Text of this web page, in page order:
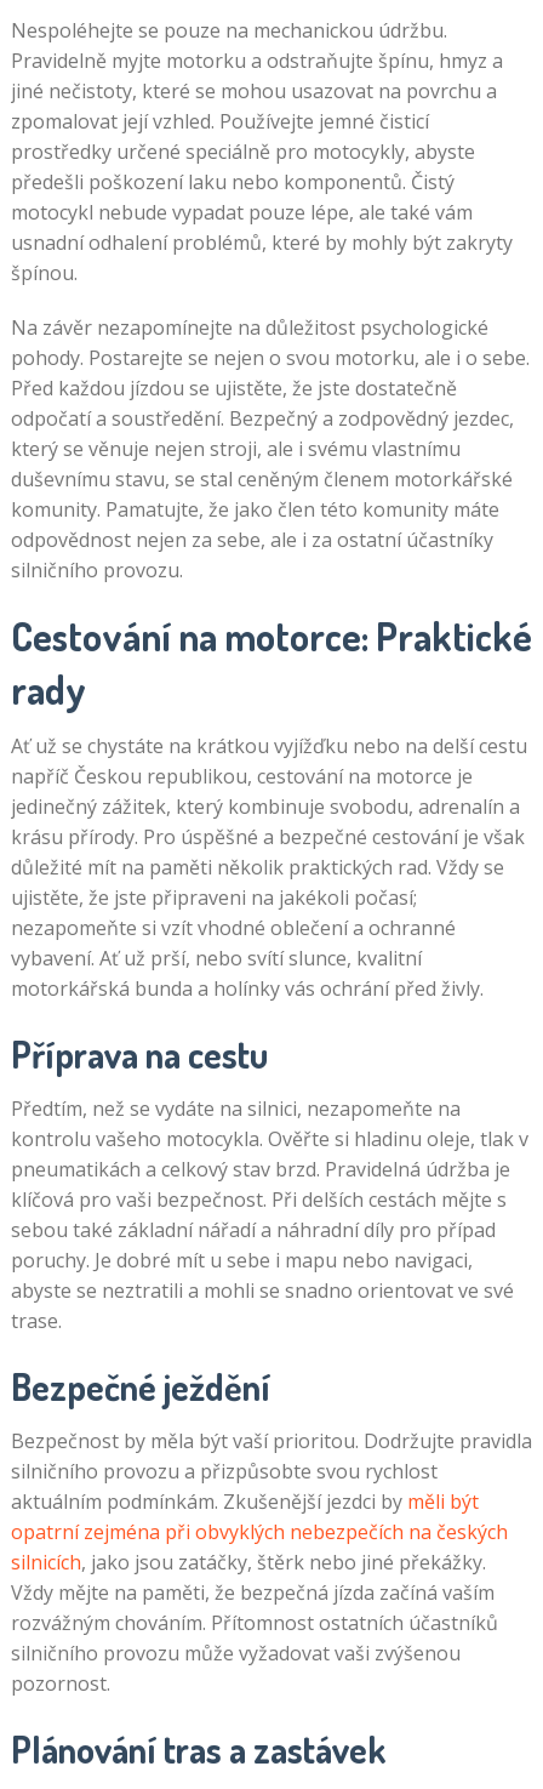
Nespoléhejte se pouze na mechanickou údržbu.
Pravidelně myjte motorku a odstraňujte špínu, hmyz a
jiné nečistoty, které se mohou usazovat na povrchu a
zpomalovat její vzhled. Používejte jemné čisticí
prostředky určené speciálně pro motocykly, abyste
předešli poškození laku nebo komponentů. Čistý
motocykl nebude vypadat pouze lépe, ale také vám
usnadní odhalení problémů, které by mohly být zakryty
špínou.
Na závěr nezapomínejte na důležitost psychologické
pohody. Postarejte se nejen o svou motorku, ale i o sebe.
Před každou jízdou se ujistěte, že jste dostatečně
odpočatí a soustředění. Bezpečný a zodpovědný jezdec,
který se věnuje nejen stroji, ale i svému vlastnímu
duševnímu stavu, se stal ceněným členem motorkářské
komunity. Pamatujte, že jako člen této komunity máte
odpovědnost nejen za sebe, ale i za ostatní účastníky
silničního provozu.
Cestování na motorce: Praktické
rady
Ať už se chystáte na krátkou vyjížďku nebo na delší cestu
napříč Českou republikou, cestování na motorce je
jedinečný zážitek, který kombinuje svobodu, adrenalín a
krásu přírody. Pro úspěšné a bezpečné cestování je však
důležité mít na paměti několik praktických rad. Vždy se
ujistěte, že jste připraveni na jakékoli počasí;
nezapomeňte si vzít vhodné oblečení a ochranné
vybavení. Ať už prší, nebo svítí slunce, kvalitní
motorkářská bunda a holínky vás ochrání před živly.
Příprava na cestu
Předtím, než se vydáte na silnici, nezapomeňte na
kontrolu vašeho motocykla. Ověřte si hladinu oleje, tlak v
pneumatikách a celkový stav brzd. Pravidelná údržba je
klíčová pro vaši bezpečnost. Při delších cestách mějte s
sebou také základní nářadí a náhradní díly pro případ
poruchy. Je dobré mít u sebe i mapu nebo navigaci,
abyste se neztratili a mohli se snadno orientovat ve své
trase.
Bezpečné ježdění
Bezpečnost by měla být vaší prioritou. Dodržujte pravidla
silničního provozu a přizpůsobte svou rychlost
aktuálním podmínkám. Zkušenější jezdci by měli být
opatrní zejména při obvyklých nebezpečích na českých
silnicích, jako jsou zatáčky, štěrk nebo jiné překážky.
Vždy mějte na paměti, že bezpečná jízda začíná vaším
rozvážným chováním. Přítomnost ostatních účastníků
silničního provozu může vyžadovat vaši zvýšenou
pozornost.
Plánování tras a zastávek